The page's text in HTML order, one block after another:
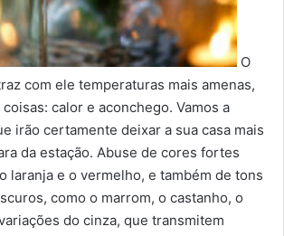
O
com ele temperaturas mais amenas,
calor e aconchego. Vamos a
irão certamente deixar a sua casa mais
da estação. Abuse de cores fortes
laranja e o vermelho, e também de tons
como o marrom, o castanho, o
do cinza, que transmitem